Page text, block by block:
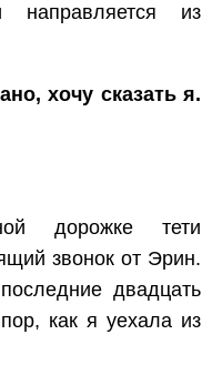
направляется из
хочу сказать я.
дорожке тети
звонок от Эрин.
двадцать
как я уехала из